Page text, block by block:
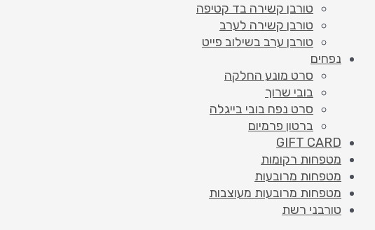
טורבן קשירה בד קטיפה
טורבן קשירה לערב
טורבן ערב בשילוב פייט
נפחים
סרט מונע החלקה
בובי שרוך
סרט נפח בובי בייגלה
ברטון פרמיום
GIFT CARD
מטפחות רקומות
מטפחות מרובעות
מטפחות מרובעות מעוצבות
טורבני רשת